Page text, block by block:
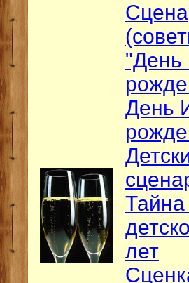
"День
День
Тайна
лет